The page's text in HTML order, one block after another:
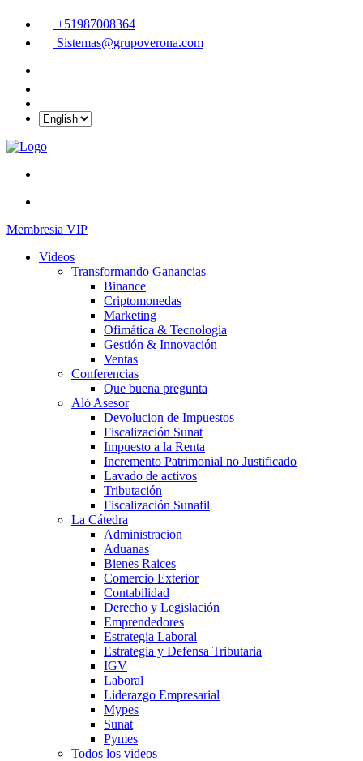
+51987008364
Sistemas@grupoverona.com
Membresia VIP
Videos
Transformando Ganancias
Binance
Criptomonedas
Marketing
Ofimática & Tecnología
Gestión & Innovación
Ventas
Conferencias
Que buena pregunta
Aló Asesor
Devolucion de Impuestos
Fiscalización Sunat
Impuesto a la Renta
Incremento Patrimonial no Justificado
Lavado de activos
Tributación
Fiscalización Sunafil
La Cátedra
Administracion
Aduanas
Bienes Raices
Comercio Exterior
Contabilidad
Derecho y Legislación
Emprendedores
Estrategia Laboral
Estrategia y Defensa Tributaria
IGV
Laboral
Liderazgo Empresarial
Mypes
Sunat
Pymes
Todos los videos